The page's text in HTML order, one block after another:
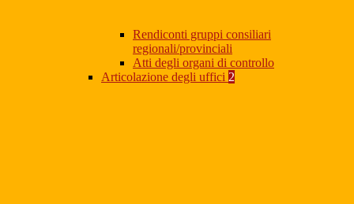
Rendiconti gruppi consiliari
regionali/provinciali
Atti degli organi di controllo
Articolazione degli uffici 2